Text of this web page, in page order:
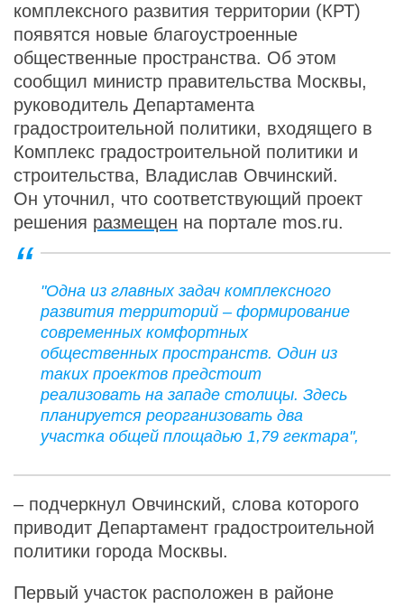
комплексного развития территории (КРТ)
появятся новые благоустроенные
общественные пространства. Об этом
сообщил министр правительства Москвы,
руководитель Департамента
градостроительной политики, входящего в
Комплекс градостроительной политики и
строительства, Владислав Овчинский.
Он уточнил, что соответствующий проект
решения размещен на портале mos.ru.
"Одна из главных задач комплексного
развития территорий – формирование
современных комфортных
общественных пространств. Один из
таких проектов предстоит
реализовать на западе столицы. Здесь
планируется реорганизовать два
участка общей площадью 1,79 гектара",
– подчеркнул Овчинский, слова которого
приводит Департамент градостроительной
политики города Москвы.
Первый участок расположен в районе